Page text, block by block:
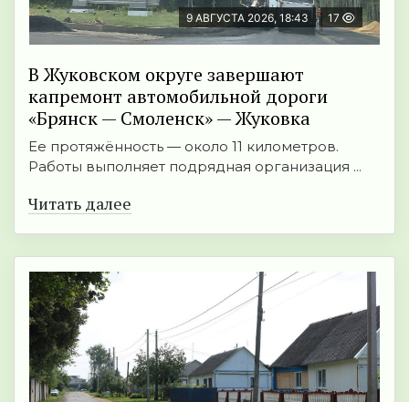
9 АВГУСТА 2026, 18:43 17
В Жуковском округе завершают
капремонт автомобильной дороги
«Брянск — Смоленск» — Жуковка
Ее протяжённость — около 11 километров.
Работы выполняет подрядная организация ...
Читать далее